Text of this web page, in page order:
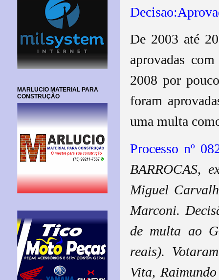
De 2003 até
aprovadas
2008 por
foram
uma multa
Processo nº
BARROCAS,
Miguel
Marconi.
de multa ao
reais).
Vita,
MARLUCIO MATERIAL PARA
CONSTRUÇÃO